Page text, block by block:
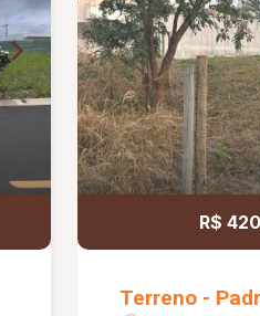
R$
Terreno -